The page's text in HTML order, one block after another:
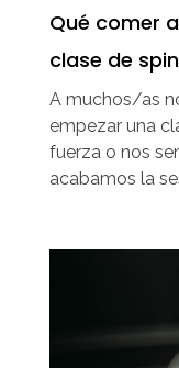
Qué comer
clase de
A muchos/as
empezar una
fuerza o nos
acabamos la